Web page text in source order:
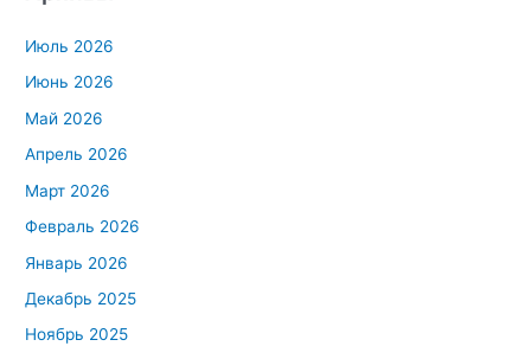
Июль 2026
Июнь 2026
Май 2026
Апрель 2026
Март 2026
Февраль 2026
Январь 2026
Декабрь 2025
Ноябрь 2025